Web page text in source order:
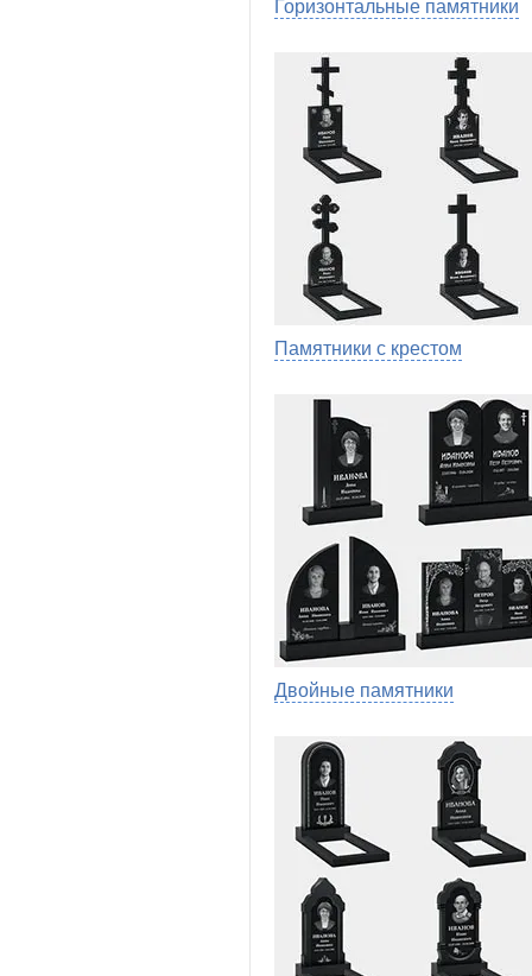
Горизонтальные памятники
Памятники с крестом
Двойные памятники